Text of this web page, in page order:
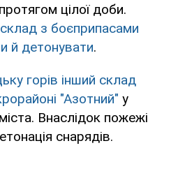
цілої доби.
склад з боєприпасами
й детонувати.
горів інший склад
"Азотний" у
Внаслідок пожежі
снарядів.